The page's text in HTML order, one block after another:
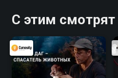
С этим смотрят